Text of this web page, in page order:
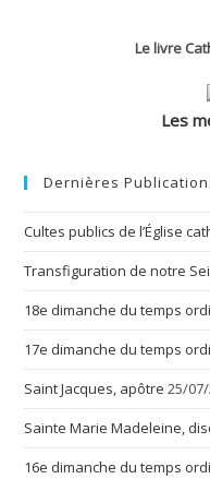
Le livre
Les
Dernières
Cultes publics de l’Église
Transfiguration de notre
18e dimanche du temps
17e dimanche du temps
Saint Jacques, apôtre 25/
Sainte Marie Madeleine,
16e dimanche du temps